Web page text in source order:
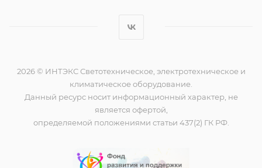
2026 © ИНТЭКС Светотехническое, электротехническое и
климатическое оборудование.
Данный ресурс носит информационный характер, не
является офертой,
определяемой положениями статьи 437(2) ГК РФ.